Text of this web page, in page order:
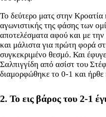
Το δεύτερο ματς στην Κροατία
αγωνιστικής της φάσης των
αποτελέσματα αφού και με
και μάλιστα για πρώτη φορά
συγκεκριμένο θεσμό. Και
Σαλπιγγίδη από ασίστ του
διαμορφώθηκε το 0-1 και ήρθε
2. Το εις βάρος του 2-1